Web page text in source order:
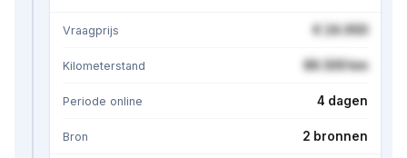
Vraagprijs € 24.950
Kilometerstand 86.500 km
Periode online 4 dagen
Bron 2 bronnen